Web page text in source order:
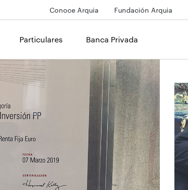
Conoce Arquia Fundación Arquia
Particulares Banca Privada